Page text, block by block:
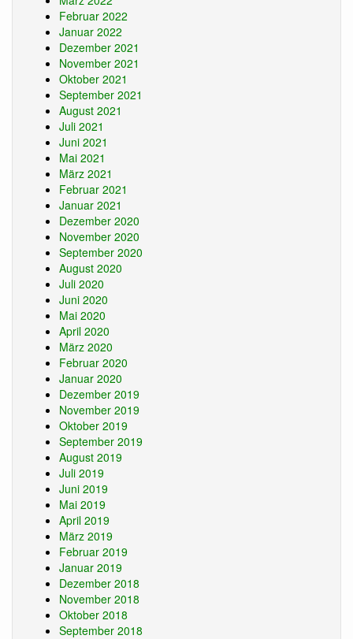
Februar 2022
Januar 2022
Dezember 2021
November 2021
Oktober 2021
September 2021
August 2021
Juli 2021
Juni 2021
Mai 2021
März 2021
Februar 2021
Januar 2021
Dezember 2020
November 2020
September 2020
August 2020
Juli 2020
Juni 2020
Mai 2020
April 2020
März 2020
Februar 2020
Januar 2020
Dezember 2019
November 2019
Oktober 2019
September 2019
August 2019
Juli 2019
Juni 2019
Mai 2019
April 2019
März 2019
Februar 2019
Januar 2019
Dezember 2018
November 2018
Oktober 2018
September 2018